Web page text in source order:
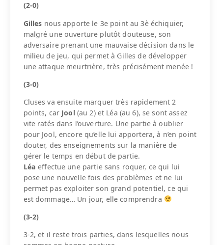
(2-0)
Gilles nous apporte le 3e point au 3è échiquier,
malgré une ouverture plutôt douteuse, son
adversaire prenant une mauvaise décision dans le
milieu de jeu, qui permet à Gilles de développer
une attaque meurtrière, très précisément menée !
(3-0)
Cluses va ensuite marquer très rapidement 2
points, car Jool(au 2) et Léa (au 6), se sont assez
vite ratés dans l’ouverture. Une partie à oublier
pour Jool, encore qu’elle lui apportera, à n’en point
douter, des enseignements sur la manière de
gérer le temps en début de partie.
Léa effectue une partie sans roquer, ce qui lui
pose une nouvelle fois des problèmes et ne lui
permet pas exploiter son grand potentiel, ce qui
est dommage… Un jour, elle comprendra
(3-2)
3-2, et il reste trois parties, dans lesquelles nous